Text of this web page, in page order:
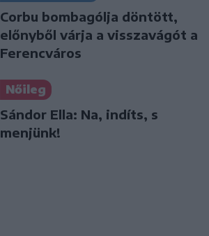
Corbu bombagólja döntött,
előnyből várja a visszavágót a
Ferencváros
Nőileg
Sándor Ella: Na, indíts, s
menjünk!